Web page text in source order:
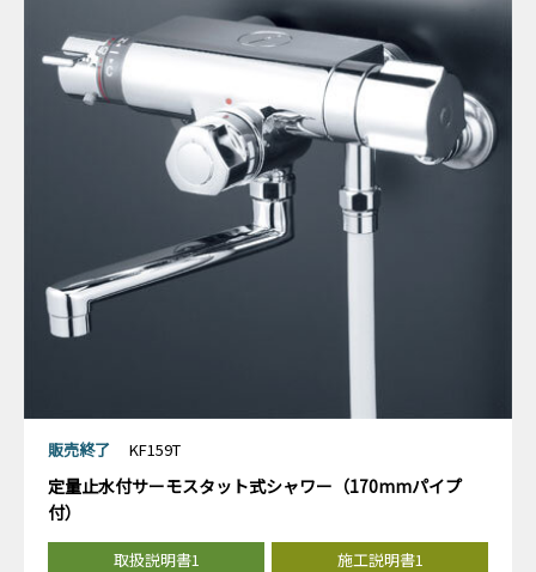
販売終了 KF159T
定量止水付サーモスタット式シャワー（170mmパイプ
付）
取扱説明書1
施工説明書1